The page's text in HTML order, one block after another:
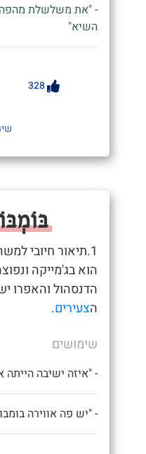
- "את משלשלת מהפה
השיא"
328
1.תיאור חיובי
הוא בג'מייקה
הדנסהול והאפרו
הצעירים.
שימושים
- "איזה ישיבה
- "יש פה אווירה